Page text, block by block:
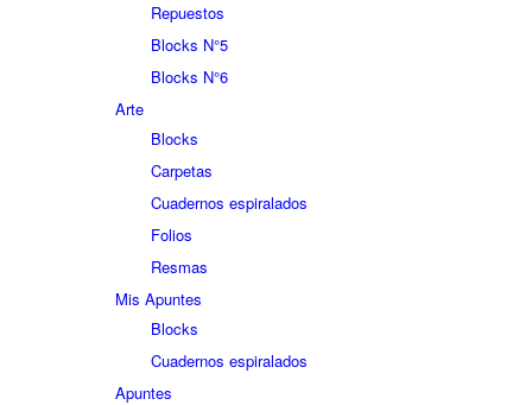
Repuestos
Blocks N°5
Blocks N°6
Arte
Blocks
Carpetas
Cuadernos espiralados
Folios
Resmas
Mis Apuntes
Blocks
Cuadernos espiralados
Apuntes